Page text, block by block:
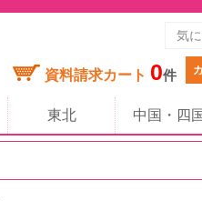
資料請求カート 0件
東北 中国・四国